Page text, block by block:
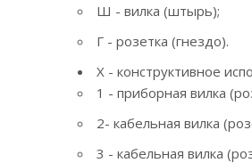
Ш - вилка (штырь);
Г - розетка (гнездо).
Х - конструктивное
1 - приборная вилка
2- кабельная вилка
3 - кабельная вилка